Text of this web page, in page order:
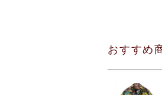
おすすめ